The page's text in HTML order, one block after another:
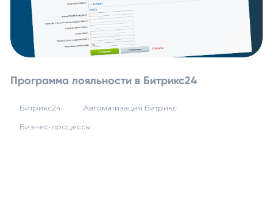
Программа лояльности в Битрикс24
Битрикс24 Автоматизация Битрикс
Бизнес-процессы